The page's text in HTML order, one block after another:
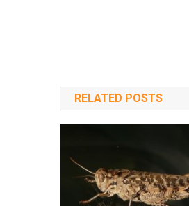
RELATED POSTS